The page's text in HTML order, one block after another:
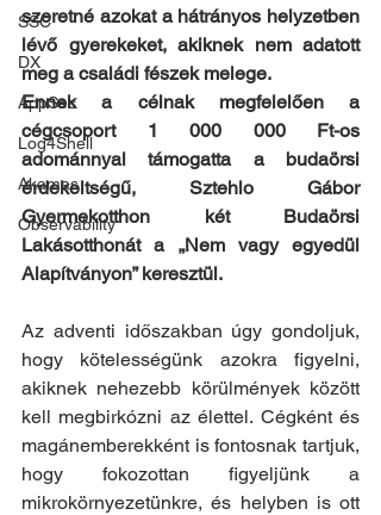
SSC
DX
AppSec
Log4Shell
Akamas
Observability
szeretné azokat a hátrányos helyzetben
lévő gyerekeket, akiknek nem adatott
meg a családi fészek melege.
Ennek a célnak megfelelően a
cégcsoport 1 000 000 Ft-os
adománnyal támogatta a budaörsi
érdekeltségű, Sztehlo Gábor
Gyermekotthon két Budaörsi
Lakásotthonát a „Nem vagy egyedül
Alapítványon” keresztül.
Az adventi időszakban úgy gondoljuk,
hogy kötelességünk azokra figyelni,
akiknek nehezebb körülmények között
kell megbirkózni az élettel. Cégként és
magánemberekként is fontosnak tartjuk,
hogy fokozottan figyeljünk a
mikrokörnyezetünkre, és helyben is ott